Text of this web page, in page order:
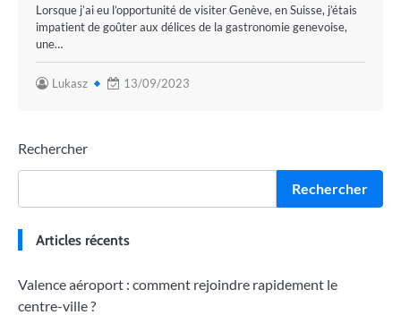
Lorsque j’ai eu l’opportunité de visiter Genève, en Suisse, j’étais
impatient de goûter aux délices de la gastronomie genevoise,
une…
Lukasz 13/09/2023
Rechercher
Rechercher
Articles récents
Valence aéroport : comment rejoindre rapidement le
centre-ville ?